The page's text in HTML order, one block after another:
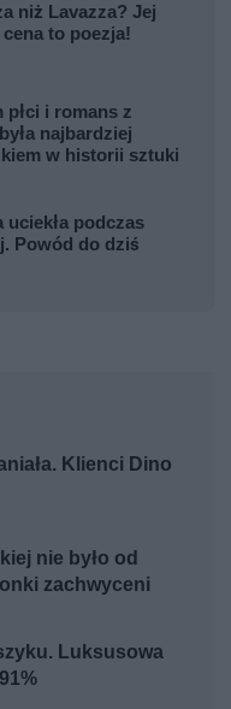
niż Lavazza? Jej
to poezja!
i romans z
najbardziej
w historii sztuki
uciekła podczas
Powód do dziś
Klienci Dino
nie było od
zachwyceni
Luksusowa